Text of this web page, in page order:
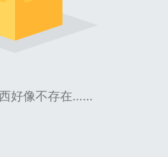
好像不存在……